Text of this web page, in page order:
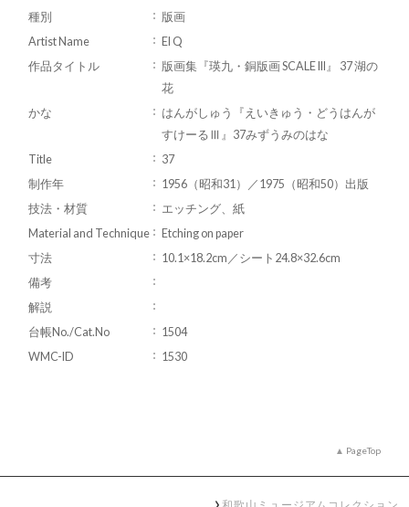
種別
版画
Artist Name
EI Q
作品タイトル
版画集『瑛九・銅版画 SCALE III』 37 湖の
花
かな
はんがしゅう『えいきゅう・どうはんが
すけーるⅢ』37みずうみのはな
Title
37
制作年
1956（昭和31）／1975（昭和50）出版
技法・材質
エッチング、紙
Material and Technique
Etching on paper
寸法
10.1×18.2cm／シート24.8×32.6cm
備考
解説
台帳No./Cat.No
1504
WMC-ID
1530
PageTop